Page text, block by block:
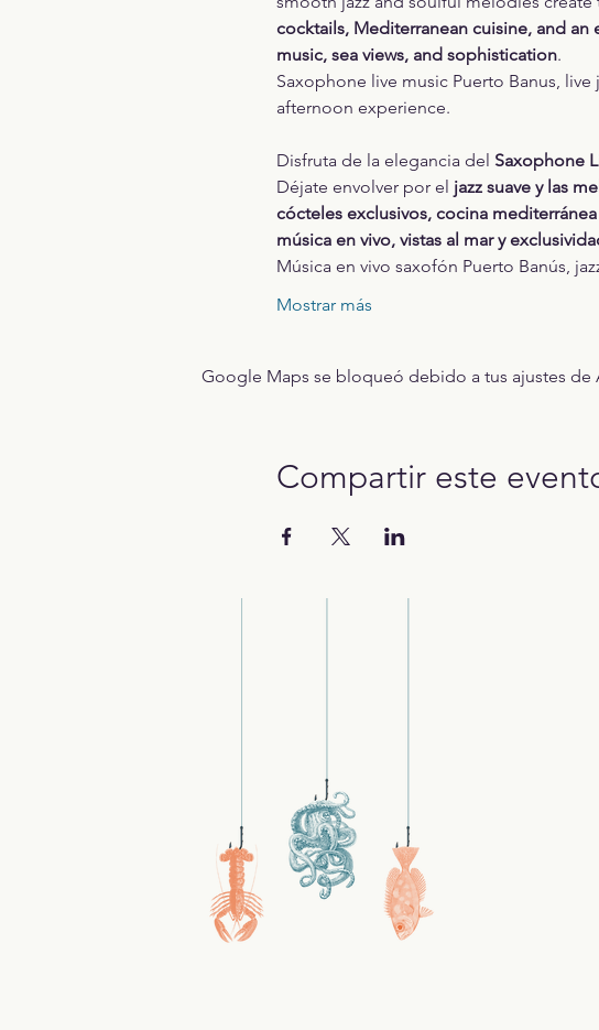
cocktails, Mediterranean cuisine, and an
music, sea views, and sophistication.
Saxophone live music Puerto Banus,
afternoon experience.
Disfruta de la elegancia del Saxophone
Déjate envolver por el jazz suave y las
cócteles exclusivos, cocina
música en vivo, vistas al mar y
Música en vivo saxofón Puerto Banús,
Mostrar más
Google Maps se bloqueó debido a tus ajustes de
Compartir este